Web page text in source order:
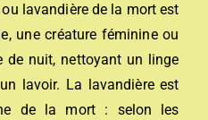
ou lavandière de la mort est
une créature féminine ou
de nuit, nettoyant un linge
lavoir. La lavandière est
de la mort : selon les